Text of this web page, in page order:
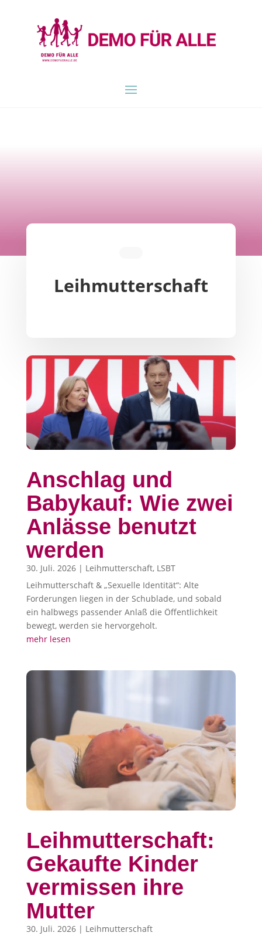
Leihmutterschaft
Anschlag und
Babykauf: Wie zwei
Anlässe benutzt
werden
30. Juli. 2026| Leihmutterschaft, LSBT
Leihmutterschaft & „Sexuelle Identität“: Alte
Forderungen liegen in der Schublade, und sobald
ein halbwegs passender Anlaß die Öffentlichkeit
bewegt, werden sie hervorgeholt.
mehr lesen
Leihmutterschaft:
Gekaufte Kinder
vermissen ihre
Mutter
30. Juli. 2026| Leihmutterschaft